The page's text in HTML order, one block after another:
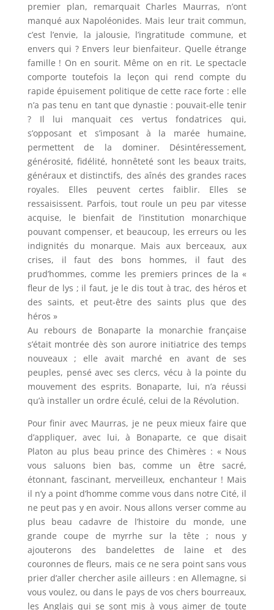
premier plan, remarquait Charles Maurras, n’ont
manqué aux Napoléonides. Mais leur trait commun,
c’est l’envie, la jalousie, l’ingratitude commune, et
envers qui ? Envers leur bienfaiteur. Quelle étrange
famille ! On en sourit. Même on en rit. Le spectacle
comporte toutefois la leçon qui rend compte du
rapide épuisement politique de cette race forte : elle
n’a pas tenu en tant que dynastie : pouvait-elle tenir
? Il lui manquait ces vertus fondatrices qui,
s’opposant et s’imposant à la marée humaine,
permettent de la dominer. Désintéressement,
générosité, fidélité, honnêteté sont les beaux traits,
généraux et distinctifs, des aînés des grandes races
royales. Elles peuvent certes faiblir. Elles se
ressaisissent. Parfois, tout roule un peu par vitesse
acquise, le bienfait de l’institution monarchique
pouvant compenser, et beaucoup, les erreurs ou les
indignités du monarque. Mais aux berceaux, aux
crises, il faut des bons hommes, il faut des
prud’hommes, comme les premiers princes de la «
fleur de lys ; il faut, je le dis tout à trac, des héros et
des saints, et peut-être des saints plus que des
héros »
Au rebours de Bonaparte la monarchie française
s’était montrée dès son aurore initiatrice des temps
nouveaux ; elle avait marché en avant de ses
peuples, pensé avec ses clercs, vécu à la pointe du
mouvement des esprits. Bonaparte, lui, n’a réussi
qu’à installer un ordre éculé, celui de la Révolution.
Pour finir avec Maurras, je ne peux mieux faire que
d’appliquer, avec lui, à Bonaparte, ce que disait
Platon au plus beau prince des Chimères : « Nous
vous saluons bien bas, comme un être sacré,
étonnant, fascinant, merveilleux, enchanteur ! Mais
il n’y a point d’homme comme vous dans notre Cité, il
ne peut pas y en avoir. Nous allons verser comme au
plus beau cadavre de l’histoire du monde, une
grande coupe de myrrhe sur la tête ; nous y
ajouterons des bandelettes de laine et des
couronnes de fleurs, mais ce ne sera point sans vous
prier d’aller chercher asile ailleurs : en Allemagne, si
vous voulez, ou dans le pays de vos chers bourreaux,
les Anglais qui se sont mis à vous aimer de toute